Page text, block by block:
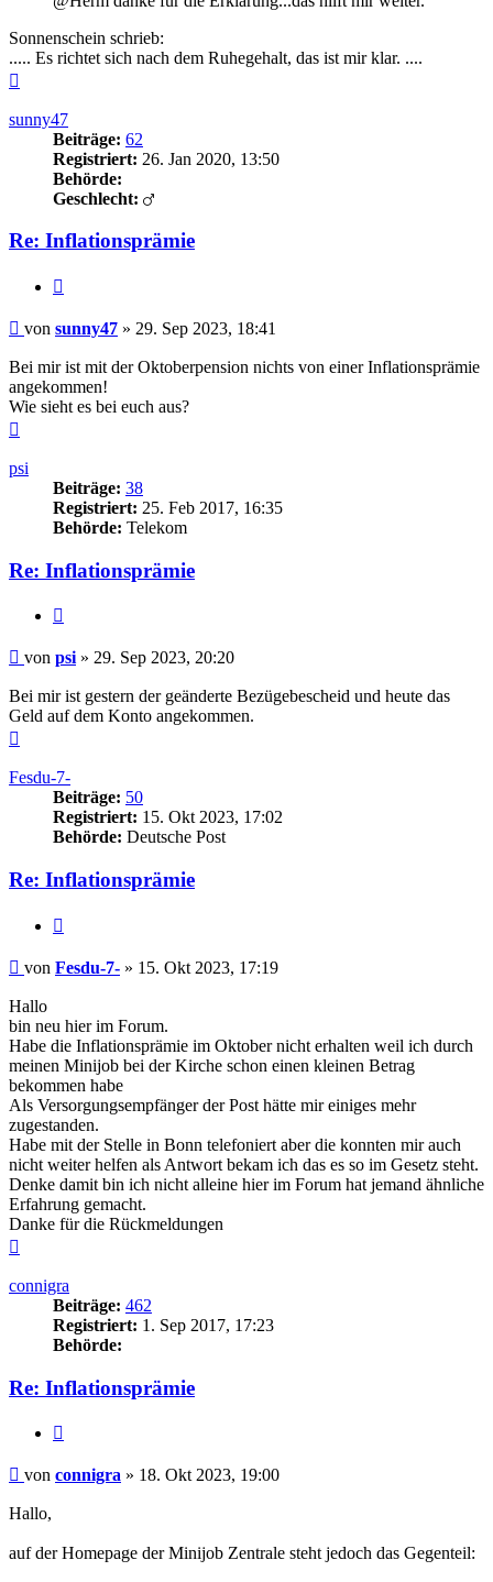
Sonnenschein schrieb:
..... Es richtet sich nach dem Ruhegehalt, das ist mir klar. ....
sunny47
Beiträge: 62
Registriert: 26. Jan 2020, 13:50
Behörde:
Geschlecht:
Re: Inflationsprämie
Beitrag
von sunny47 » 29. Sep 2023, 18:41
Bei mir ist mit der Oktoberpension nichts von einer Inflationsprämie
angekommen!
Wie sieht es bei euch aus?
psi
Beiträge: 38
Registriert: 25. Feb 2017, 16:35
Behörde: Telekom
Re: Inflationsprämie
Beitrag
von psi » 29. Sep 2023, 20:20
Bei mir ist gestern der geänderte Bezügebescheid und heute das
Geld auf dem Konto angekommen.
Fesdu-7-
Beiträge: 50
Registriert: 15. Okt 2023, 17:02
Behörde: Deutsche Post
Re: Inflationsprämie
Beitrag
von Fesdu-7- » 15. Okt 2023, 17:19
Hallo
bin neu hier im Forum.
Habe die Inflationsprämie im Oktober nicht erhalten weil ich durch
meinen Minijob bei der Kirche schon einen kleinen Betrag
bekommen habe
Als Versorgungsempfänger der Post hätte mir einiges mehr
zugestanden.
Habe mit der Stelle in Bonn telefoniert aber die konnten mir auch
nicht weiter helfen als Antwort bekam ich das es so im Gesetz steht.
Denke damit bin ich nicht alleine hier im Forum hat jemand ähnliche
Erfahrung gemacht.
Danke für die Rückmeldungen
connigra
Beiträge: 462
Registriert: 1. Sep 2017, 17:23
Behörde:
Re: Inflationsprämie
Beitrag
von connigra » 18. Okt 2023, 19:00
Hallo,
auf der Homepage der Minijob Zentrale steht jedoch das Gegenteil: